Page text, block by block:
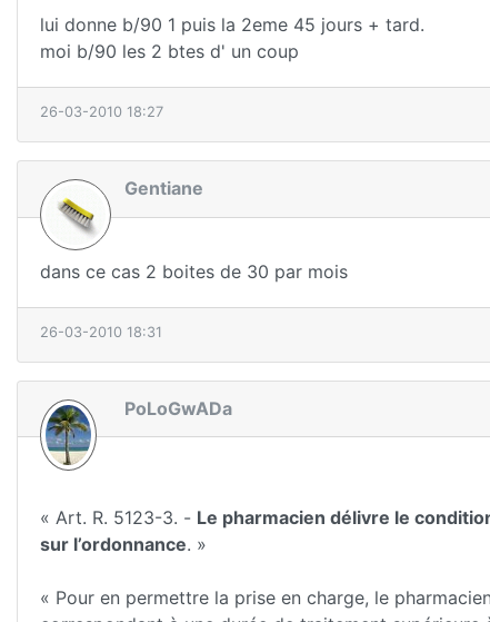
lui donne b/90 1 puis la 2eme 45 jours + tard.
moi b/90 les 2 btes d' un coup
26-03-2010 18:27
Gentiane
dans ce cas 2 boites de 30 par mois
26-03-2010 18:31
PoLoGwADa
« Art. R. 5123-3. - Le pharmacien délivre le
sur l’ordonnance. »
« Pour en permettre la prise en charge, le